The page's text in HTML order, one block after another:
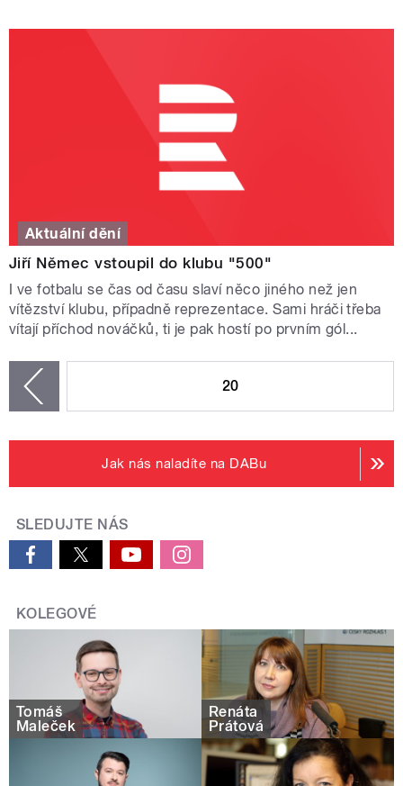
Aktuální dění
Jiří Němec vstoupil do klubu "500"
I ve fotbalu se čas od času slaví něco jiného než jen
vítězství klubu, případně reprezentace. Sami hráči třeba
vítají příchod nováčků, ti je pak hostí po prvním gól...
20
Jak nás naladíte na DABu
SLEDUJTE NÁS
KOLEGOVÉ
Tomáš
Maleček
Renáta
Prátová